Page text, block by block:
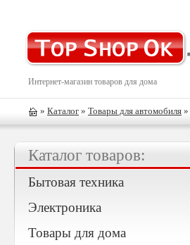
Интернет-магазин товаров для дома
» Каталог » Товары для автомобиля »
Каталог товаров:
Бытовая техника
Электроника
Товары для дома